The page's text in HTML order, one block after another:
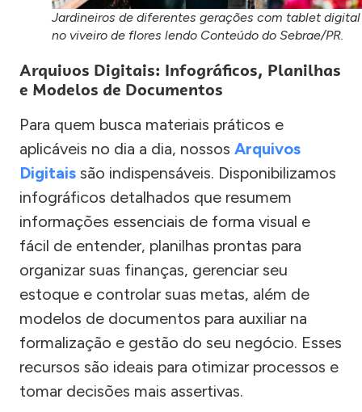
Jardineiros de diferentes gerações com tablet digital
no viveiro de flores lendo Conteúdo do Sebrae/PR.
Arquivos Digitais: Infográficos, Planilhas
e Modelos de Documentos
Para quem busca materiais práticos e
aplicáveis no dia a dia, nossos Arquivos
Digitais são indispensáveis. Disponibilizamos
infográficos detalhados que resumem
informações essenciais de forma visual e
fácil de entender, planilhas prontas para
organizar suas finanças, gerenciar seu
estoque e controlar suas metas, além de
modelos de documentos para auxiliar na
formalização e gestão do seu negócio. Esses
recursos são ideais para otimizar processos e
tomar decisões mais assertivas.